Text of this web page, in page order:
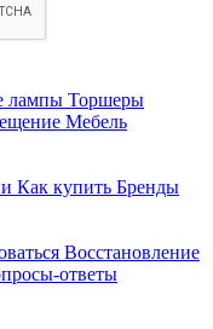
лампы Торшеры
Мебель
Как купить Бренды
Восстановление
ответы